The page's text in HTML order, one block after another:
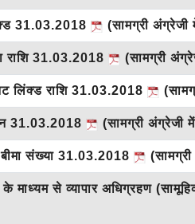
31.03.2018 (सामग्री अंग्रेजी
राशि 31.03.2018 (सामग्री
लिंक्ड राशि 31.03.2018
31.03.2018 (सामग्री अंग्रेजी
संख्या 31.03.2018
माध्यम से व्यापार अधिग्रहण